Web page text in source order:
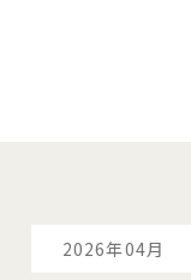
2026年04月